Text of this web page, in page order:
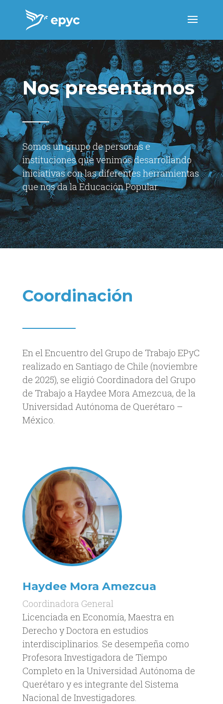
Nos presentamos
Somos un grupo de personas e
instituciones que venimos desarrollando
iniciativas con las diferentes herramientas
que nos da la Educación Popular.
Coordinación
En el Encuentro del Grupo de Trabajo EPyC
realizado en Santiago de Chile (noviembre
de 2025), se eligió Coordinadora del Grupo
de Trabajo a Haydee Mora Amezcua, de la
Universidad Autónoma de Querétaro –
México.
Haydee Mora Amezcua
Coordinadora General
Licenciada en Economía, Maestra en
Derecho y Doctora en estudios
interdisciplinarios. Se desempeña como
Profesora Investigadora de Tiempo
Completo en la Universidad Autónoma de
Querétaro y es integrante del Sistema
Nacional de Investigadores.